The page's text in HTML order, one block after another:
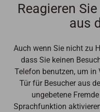
Reagieren
aus
Auch wenn Sie nicht zu
dass Sie keinen
Telefon benutzen, um in
Tür für Besucher aus
ungebetene
Sprachfunktion